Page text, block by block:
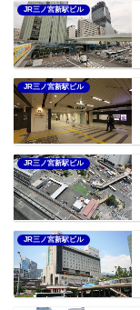
JR三ノ宮新駅ビル
JR三ノ宮新駅ビル
JR三ノ宮新駅ビル
JR三ノ宮新駅ビル